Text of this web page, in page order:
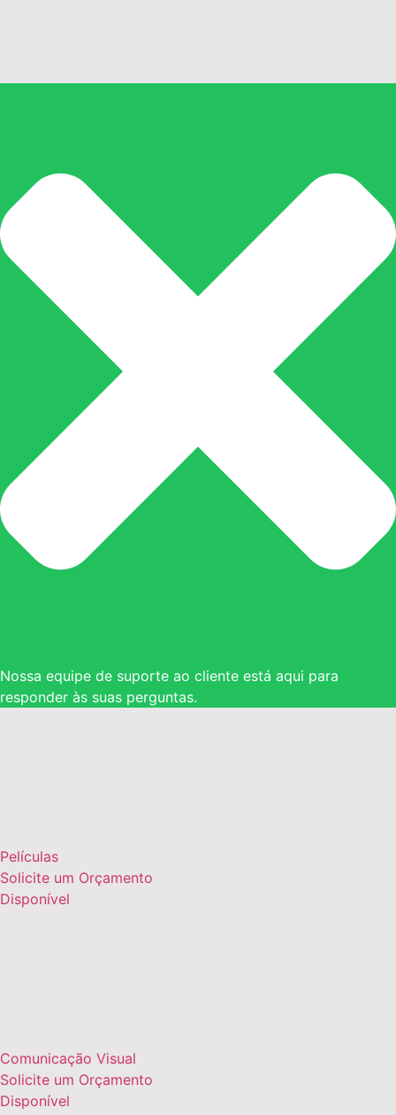
Nossa equipe de suporte ao cliente está aqui para
responder às suas perguntas.
Películas
Solicite um Orçamento
Disponível
Comunicação Visual
Solicite um Orçamento
Disponível